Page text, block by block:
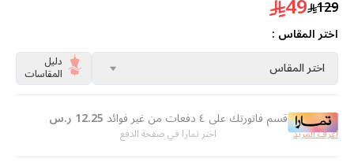
129
اختر المقاس :
اختر المقاس
دليل
المقاسات
قسم فاتورتك على ٤ دفعات من غير فوائد 12.25 ر.س
اختر تمارا في صفحة الدفع اعرف المزيد